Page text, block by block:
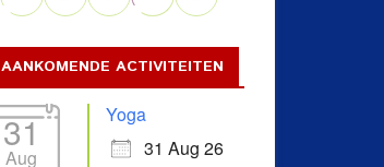
AANKOMENDE ACTIVITEITEN
31
Aug
Yoga
31 Aug 26